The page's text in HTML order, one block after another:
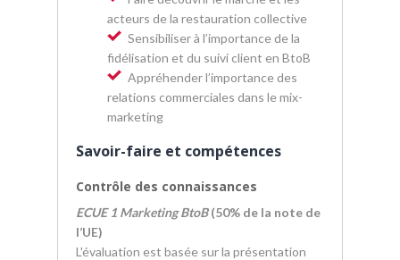
acteurs de la restauration collective
Sensibiliser à l’importance de la
fidélisation et du suivi client en BtoB
Appréhender l’importance des
relations commerciales dans le mix-
marketing
Savoir-faire et compétences
Contrôle des connaissances
ECUE 1 Marketing BtoB(50% de la note de
l’UE)
L'évaluation est basée sur la présentation